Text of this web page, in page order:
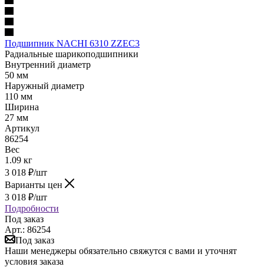
Подшипник NACHI 6310 ZZEC3
Радиальные шарикоподшипники
Внутренний диаметр
50 мм
Наружный диаметр
110 мм
Ширина
27 мм
Артикул
86254
Вес
1.09 кг
3 018 ₽/шт
Варианты цен
3 018 ₽/шт
Подробности
Под заказ
Арт.: 86254
Под заказ
Наши менеджеры обязательно свяжутся с вами и уточнят
условия заказа